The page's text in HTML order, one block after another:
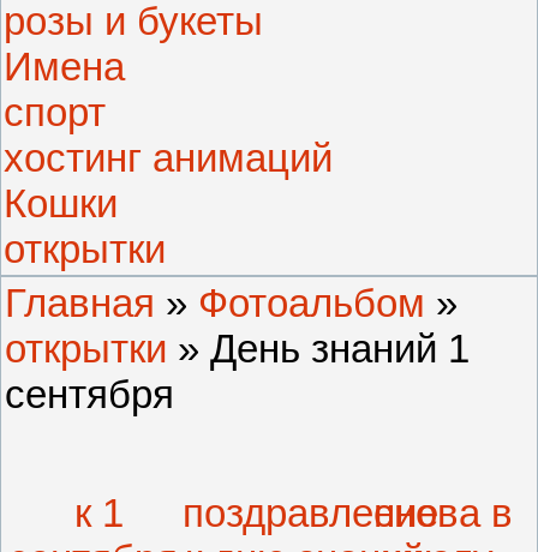
розы и букеты
Имена
спорт
хостинг анимаций
Кошки
открытки
Главная » Фотоальбом »
открытки » День знаний 1
сентября
к 1
поздравлениеснова в